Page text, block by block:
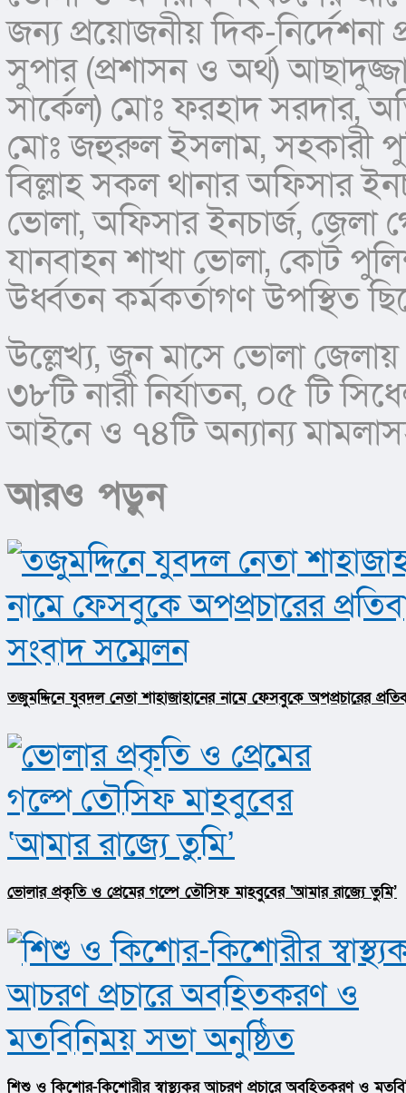
জন্য প্রয়োজনীয় দিক-
সুপার (প্রশাসন ও অর্থ)
সার্কেল) মোঃ ফরহাদ সরদার,
মোঃ জহুরুল ইসলাম, সহকারী
বিল্লাহ সকল থানার অফিসার
ভোলা, অফিসার ইনচার্জ, জেলা
যানবাহন শাখা ভোলা, কোর্ট
উর্ধ্বতন কর্মকর্তাগণ উপস্থিত
উল্লেখ্য, জুন মাসে ভোলা
৩৮টি নারী নির্যাতন, ০৫ টি
আইনে ও ৭৪টি অন্যান্য
আরও পড়ুন
তজুমদ্দিনে যুবদল নেতা শাহাজাহানের নামে ফেসবুকে অপপ্রচারের
ভোলার প্রকৃতি ও প্রেমের গল্পে তৌসিফ মাহবুবের ‘আমার রাজ্যে তুমি’
শিশু ও কিশোর-কিশোরীর স্বাস্থ্যকর আচরণ প্রচারে অবহিতকরণ ও